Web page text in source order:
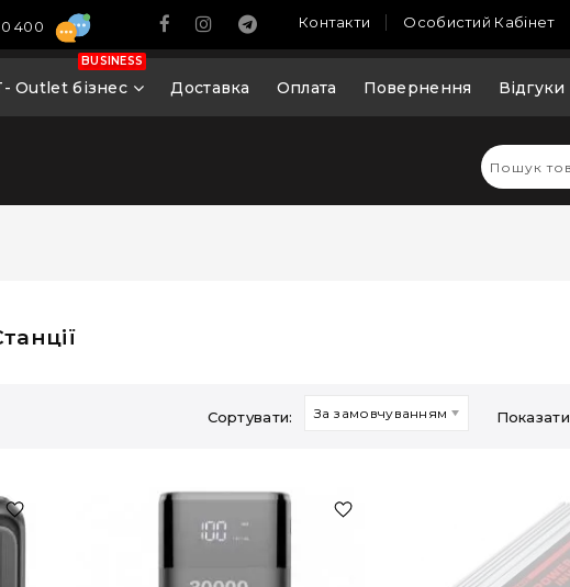
400 Контакти Особистий Кабінет
BUSINESS
Outlet бізнес Доставка Оплата Повернення Відгуки
Сортувати: За замовчуванням Показати